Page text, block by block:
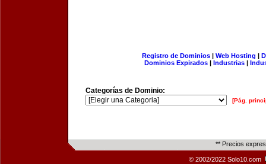
Registro de Dominios| Web Hosting |
Dominios Expirados | Industrias |
Categorías de Dominio:
[Pág.
** Precios
© 2002/2022 Solo10.com